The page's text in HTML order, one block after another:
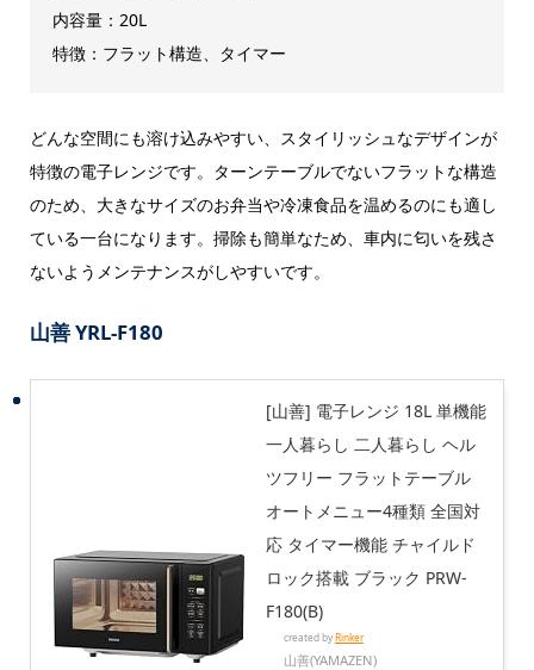
内容量：20L
特徴：フラット構造、タイマー
どんな空間にも溶け込みやすい、スタイリッシュなデザインが
特徴の電子レンジです。ターンテーブルでないフラットな構造
のため、大きなサイズのお弁当や冷凍食品を温めるのにも適し
ている一台になります。掃除も簡単なため、車内に匂いを残さ
ないようメンテナンスがしやすいです。
山善YRL-F180
[山善] 電子レンジ 18L 単機能
一人暮らし 二人暮らし ヘル
ツフリー フラットテーブル
オートメニュー4種類 全国対
応 タイマー機能 チャイルド
ロック搭載 ブラック PRW-
F180(B)
created byRinker
山善(YAMAZEN)